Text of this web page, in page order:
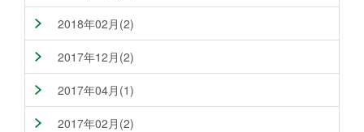
2018年02月(2)
2017年12月(2)
2017年04月(1)
2017年02月(2)